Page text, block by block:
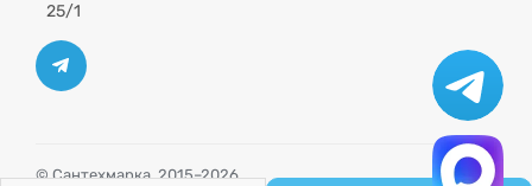
25/1
© Сантехмарка, 2015–2026